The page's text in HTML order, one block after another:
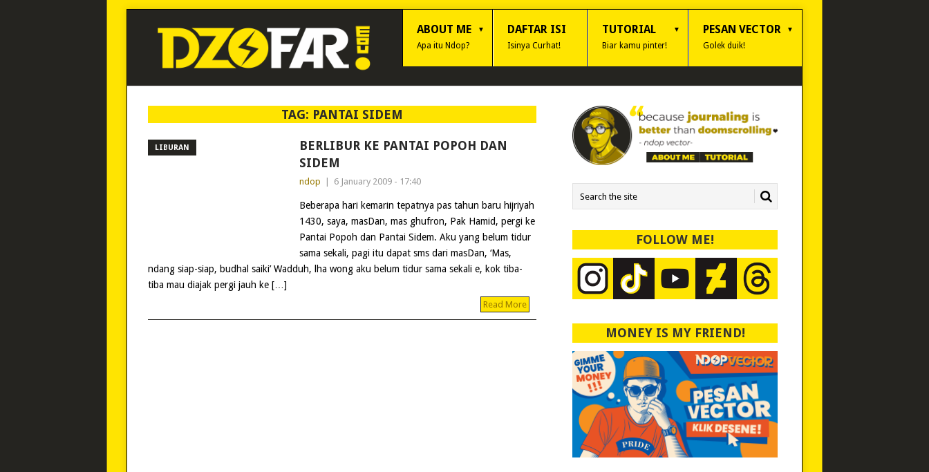
ABOUT ME
Apa itu Ndop?
DAFTAR ISI
Isinya Curhat!
TUTORIAL
Biar kamu pinter!
PESAN VECTOR
Golek duik!
TAG: PANTAI SIDEM
LIBURAN
BERLIBUR KE PANTAI POPOH DAN
SIDEM
ndop 6 January 2009 - 17:40
Beberapa hari kemarin tepatnya pas tahun baru hijriyah
1430, saya, masDan, mas ghufron, Pak Hamid, pergi ke
Pantai Popoh dan Pantai Sidem. Aku yang belum tidur
sama sekali, pagi itu dapat sms dari masDan, ‘Mas,
ndang siap-siap, budhal saiki’ Wadduh, lha wong aku belum tidur sama sekali e, kok tiba-
tiba mau diajak pergi jauh ke […]
Read More
FOLLOW ME!
MONEY IS MY FRIEND!